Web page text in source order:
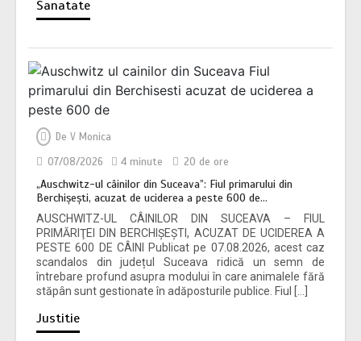
„Meșteri” care lăsau casele fără
Sanatate
De V Monica
07/08/2026
4 minute 20 de ore
„Auschwitz-ul câinilor din Suceava”: Fiul primarului din
Berchișești, acuzat de uciderea a peste 600 de…
AUSCHWITZ-UL CÂINILOR DIN SUCEAVA – FIUL
PRIMĂRIŢEI DIN BERCHIŞEŞTI, ACUZAT DE UCIDEREA A
PESTE 600 DE CÂINI Publicat pe 07.08.2026, acest caz
scandalos din județul Suceava ridică un semn de
întrebare profund asupra modului în care animalele fără
stăpân sunt gestionate în adăposturile publice. Fiul […]
Justitie